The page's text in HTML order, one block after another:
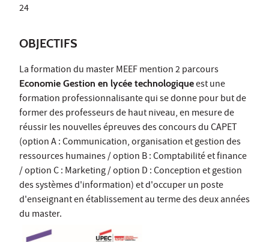
24
OBJECTIFS
La formation du master MEEF mention 2 parcours
Economie Gestion en lycée technologiqueest une
formation professionnalisante qui se donne pour but de
former des professeurs de haut niveau, en mesure de
réussir les nouvelles épreuves des concours du CAPET
(option A : Communication, organisation et gestion des
ressources humaines / option B : Comptabilité et finance
/ option C : Marketing / option D : Conception et gestion
des systèmes d'information) et d'occuper un poste
d'enseignant en établissement au terme des deux années
du master.